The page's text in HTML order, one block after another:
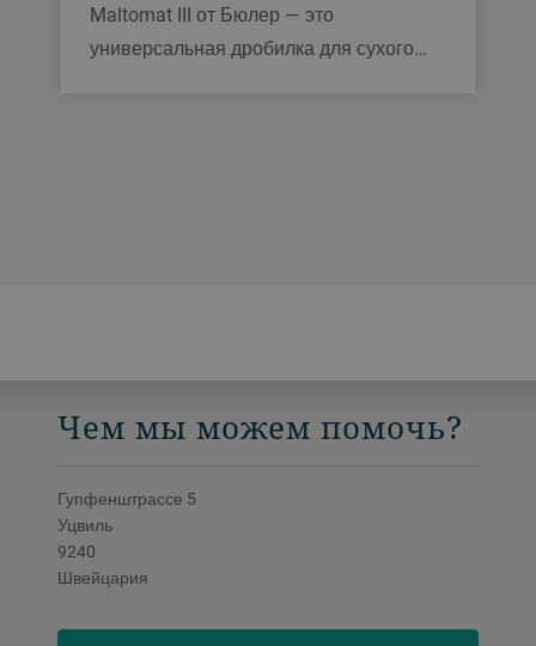
Maltomat III от Бюлер — это
универсальная дробилка для сухого
Чем мы можем помочь?
Гупфенштрассе 5
Уцвиль
9240
Швейцария